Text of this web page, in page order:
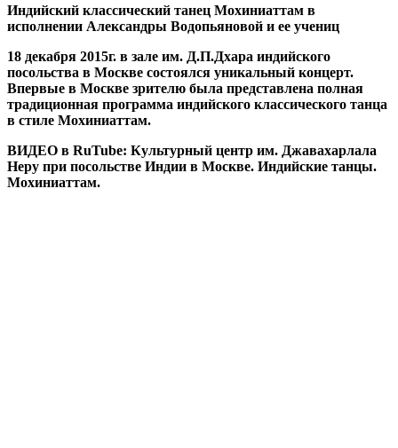
Индийский классический танец Мохиниаттам в
исполнении Александры Водопьяновой и ее учениц
18 декабря 2015г. в зале им. Д.П.Дхара индийского
посольства в Москве состоялся уникальный концерт.
Впервые в Москве зрителю была представлена полная
традиционная программа индийского классического танца
в стиле Мохиниаттам.
ВИДЕО в RuTube: Культурный центр им. Джавахарлала
Неру при посольстве Индии в Москве. Индийские танцы.
Мохиниаттам.